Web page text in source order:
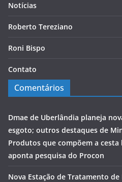
Notícias
Roberto Tereziano
Roni Bispo
Contato
Comentários
Dmae de Uberlândia planeja
esgoto; outros destaques de
Produtos que compõem a cesta
aponta pesquisa do Procon
Nova Estação de Tratamento